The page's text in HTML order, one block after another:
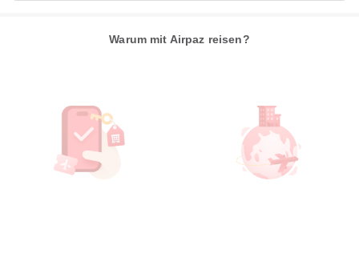
Warum mit Airpaz reisen?